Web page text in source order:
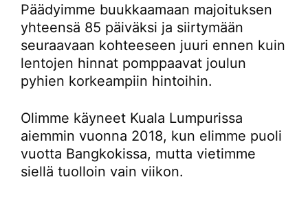
Päädyimme buukkaamaan majoituksen
yhteensä 85 päiväksi ja siirtymään
seuraavaan kohteeseen juuri ennen kuin
lentojen hinnat pomppaavat joulun
pyhien korkeampiin hintoihin.
Olimme käyneet Kuala Lumpurissa
aiemmin vuonna 2018, kun elimme puoli
vuotta Bangkokissa, mutta vietimme
siellä tuolloin vain viikon.